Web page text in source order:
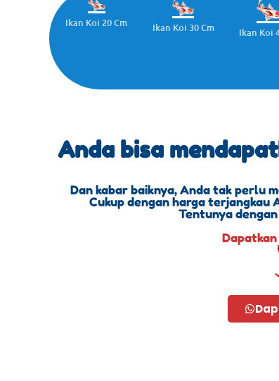
Ikan Koi 20 Cm Ikan Koi 30 Cm Ikan Koi
Anda bisa
Dan kabar baiknya, Anda tak perlu
Cukup dengan harga terjangkau
Tentunya
Dapatkan